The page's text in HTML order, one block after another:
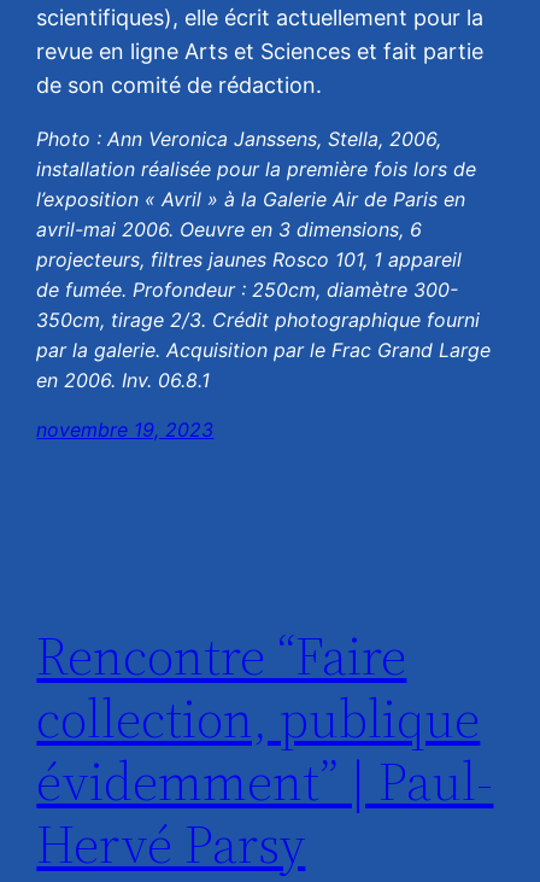
scientifiques), elle écrit actuellement pour la
revue en ligne Arts et Sciences et fait partie
de son comité de rédaction.
Photo : Ann Veronica Janssens, Stella, 2006,
installation réalisée pour la première fois lors de
l’exposition « Avril » à la Galerie Air de Paris en
avril-mai 2006. Oeuvre en 3 dimensions, 6
projecteurs, filtres jaunes Rosco 101, 1 appareil
de fumée. Profondeur : 250cm, diamètre 300-
350cm, tirage 2/3. Crédit photographique fourni
par la galerie. Acquisition par le Frac Grand Large
en 2006. Inv. 06.8.1
novembre 19, 2023
Rencontre “Faire
collection, publique
évidemment” | Paul-
Hervé Parsy